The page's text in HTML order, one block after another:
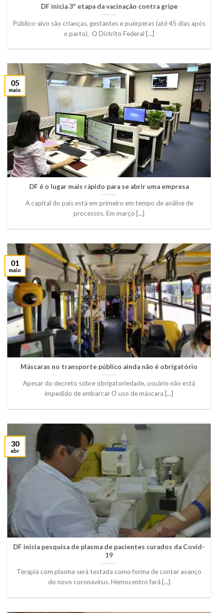
DF inicia 3º etapa da vacinação contra gripe
Público-alvo são crianças, gestantes e puérperas (até 45 dias após
o parto). O Distrito Federal [...]
DF é o lugar mais rápido para se abrir uma empresa
A capital do país está em primeiro em tempo de análise de
processos. Em março [...]
05
maio
Máscaras no transporte público ainda não é obrigatório
Apesar do decreto sobre obrigatoriedade, usuário não está
impedido de embarcar O uso de máscara [...]
01
maio
DF inicia pesquisa de plasma de pacientes curados da Covid-
19
Terapia com plasma será testada como forma de conter avanço
do novo coronavírus. Hemocentro fará [...]
30
abr